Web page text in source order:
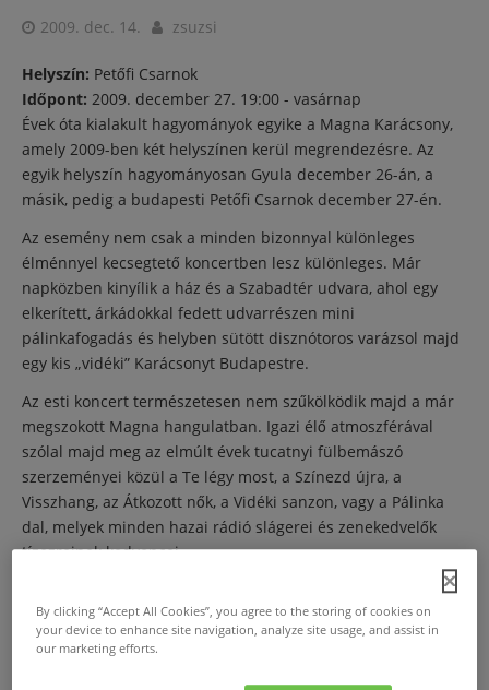
2009. dec. 14. zsuzsi
Helyszín: Petőfi Csarnok
Időpont: 2009. december 27. 19:00 - vasárnap
Évek óta kialakult hagyományok egyike a Magna Karácsony,
amely 2009-ben két helyszínen kerül megrendezésre. Az
egyik helyszín hagyományosan Gyula december 26-án, a
másik, pedig a budapesti Petőfi Csarnok december 27-én.
Az esemény nem csak a minden bizonnyal különleges
élménnyel kecsegtető koncertben lesz különleges. Már
napközben kinyílik a ház és a Szabadtér udvara, ahol egy
elkerített, árkádokkal fedett udvarrészen mini
pálinkafogadás és helyben sütött disznótoros varázsol majd
egy kis „vidéki” Karácsonyt Budapestre.
Az esti koncert természetesen nem szűkölködik majd a már
megszokott Magna hangulatban. Igazi élő atmoszférával
szólal majd meg az elmúlt évek tucatnyi fülbemászó
szerzeményei közül a Te légy most, a Színezd újra, a
Visszhang, az Átkozott nők, a Vidéki sanzon, vagy a Pálinka
dal, melyek minden hazai rádió slágerei és zenekedvelők
tízezreinek kedvencei.
By clicking “Accept All Cookies”, you agree to the storing of cookies on
your device to enhance site navigation, analyze site usage, and assist in
our marketing efforts.